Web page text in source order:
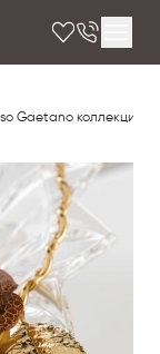
Gaetano коллекция